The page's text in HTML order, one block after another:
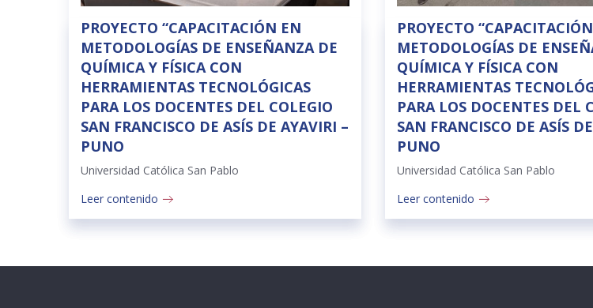
PROYECTO “CAPACITACIÓN EN
METODOLOGÍAS DE ENSEÑANZA DE
QUÍMICA Y FÍSICA CON
HERRAMIENTAS TECNOLÓGICAS
PARA LOS DOCENTES DEL COLEGIO
SAN FRANCISCO DE ASÍS DE AYAVIRI –
PUNO
Universidad Católica San Pablo
Leer contenido
PROYECTO
METODOLOGÍAS DE
QUÍMICA Y FÍSICA CON
HERRAMIENTAS
PARA LOS DOCENTES DEL
SAN FRANCISCO DE ASÍS
PUNO
Universidad Católica San Pablo
Leer contenido